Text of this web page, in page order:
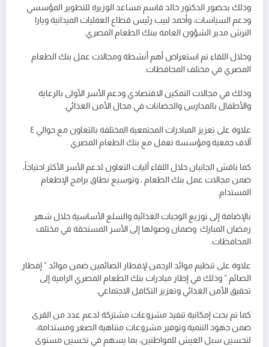
وذلك بحضور الدكتور خالد قاسم مساعد الوزيرة للتطوير المؤسسي
ودعم السياسات، وأحمد لبيب رئيس قطاع العمليات الميدانية ويارا
النرش مدير الشؤون العامة ببنك الطعام المصري.
وخلال اللقاء تم استعراض أهم أنشطة ومجالات عمل بنك الطعام
المصري في مختلف المحافظات.
وذلك في مجالات التمكين الاقتصادي ودعم الأسر الأولى بالرعاية
والأطفال بالمدارس والحضانات في مجال الأمن الغذائي.
علاوة على تعزيز المبادرات المجتمعية المختلفة بالتعاون مع حوالي ٤
آلاف جمعية ومؤسسة تعمل مع بنك الطعام المصري .
كما ناقش الجانبان خلال اللقاء آليات التعاون لدعم الأسر الأكثر احتياجاً،
ضمن مجالات عمل بنك الطعام ، وتوسيع نطاق برامج الإطعام
المستدام.
بالإضافة إلى توزيع الوجبات الغذائية والسلع الأساسية خلال شهر
رمضان المبارك وضمان وصولها إلى الأسر المستحقة في مختلف
المحافظات.
علاوة على تنظيم موائد الرحمن لإفطار الصائمين ضمن موائد ” إفطار
الصائم ” وذلك في إطار مبادرات بنك الطعام المصري الرامية إلى
تحقيق الأمن الغذائي وتعزيز التكافل الاجتماعي.
كما تم بحث إمكانية تنفيذ مشروعات مشتركة لدعم عدد من القرى
ضمن جهود التنمية وتوفير مشروعات متناهية الصغر ومستدامة،
لتحسين سبل العيش للمواطنين، بما يسهم في تحسين مستوى